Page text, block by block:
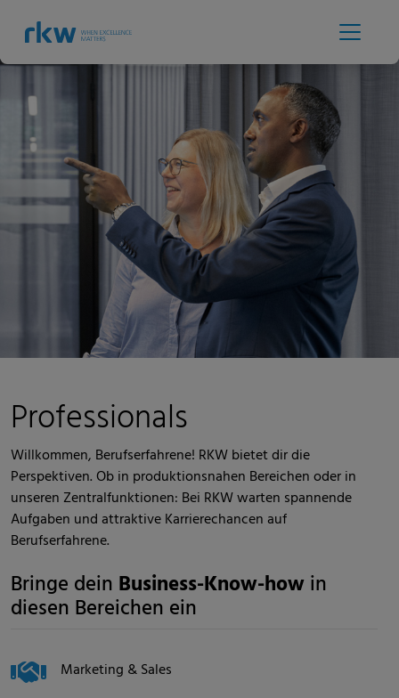
Professionals
Willkommen, Berufserfahrene! RKW bietet dir die
Perspektiven. Ob in produktionsnahen Bereichen oder in
unseren Zentralfunktionen: Bei RKW warten spannende
Aufgaben und attraktive Karrierechancen auf
Berufserfahrene.
Bringe dein Business-Know-howin
diesen Bereichen ein
Marketing & Sales